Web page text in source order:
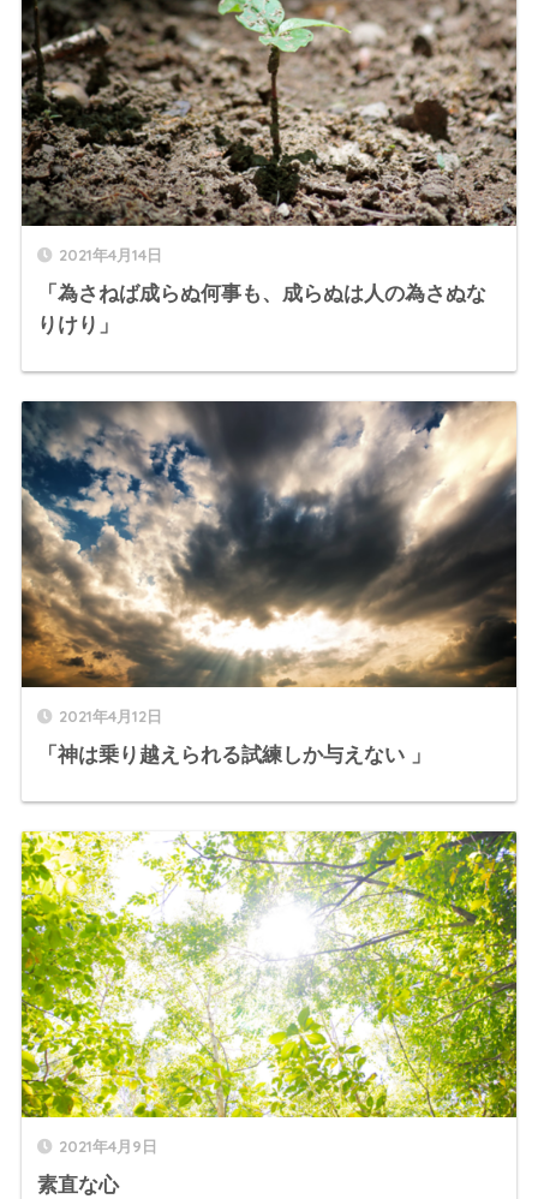
2021年4月14日
「為さねば成らぬ何事も、成らぬは人の為さぬな
りけり」
2021年4月12日
「神は乗り越えられる試練しか与えない 」
2021年4月9日
素直な心